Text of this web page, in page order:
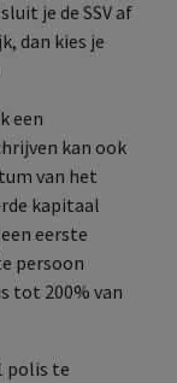
je de SSV af
dan kies je
een
kan ook
van het
kapitaal
eerste
persoon
tot 200% van
polis te